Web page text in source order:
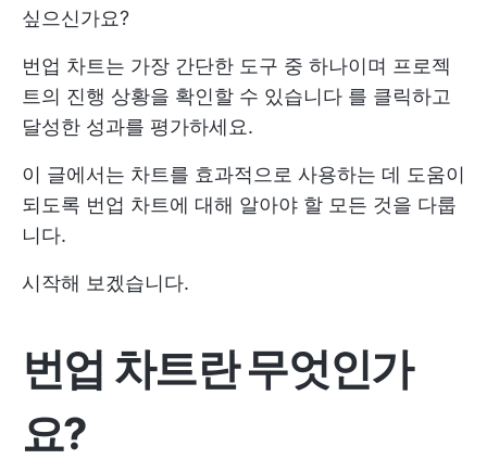
싶으신가요?
번업 차트는 가장 간단한 도구 중 하나이며 프로젝
트의 진행 상황을 확인할 수 있습니다 를 클릭하고
달성한 성과를 평가하세요.
이 글에서는 차트를 효과적으로 사용하는 데 도움이
되도록 번업 차트에 대해 알아야 할 모든 것을 다룹
니다.
시작해 보겠습니다.
번업 차트란 무엇인가
요?